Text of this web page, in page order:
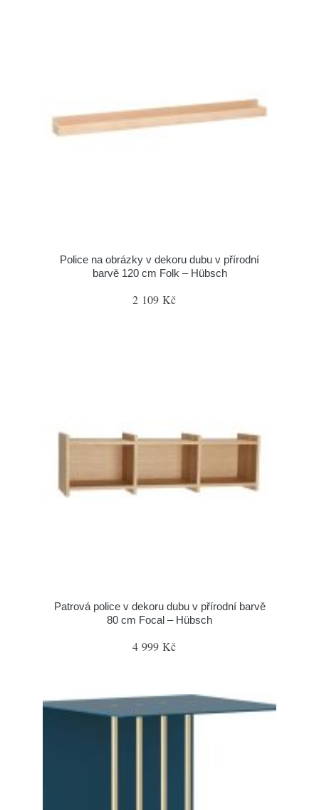
Police na obrázky v dekoru dubu v přírodní
barvě 120 cm Folk – Hübsch
2 109 Kč
Patrová police v dekoru dubu v přírodní barvě
80 cm Focal – Hübsch
4 999 Kč